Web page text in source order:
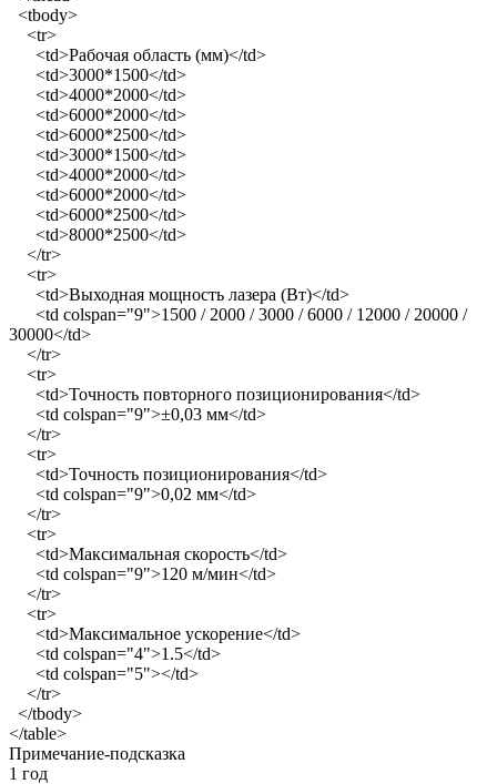
<tbody>
<tr>
<td>Рабочая область (мм)</td>
<td>3000*1500</td>
<td>4000*2000</td>
<td>6000*2000</td>
<td>6000*2500</td>
<td>3000*1500</td>
<td>4000*2000</td>
<td>6000*2000</td>
<td>6000*2500</td>
<td>8000*2500</td>
</tr>
<tr>
<td>Выходная мощность лазера (Вт)</td>
<td colspan="9">1500 / 2000 / 3000 / 6000 / 12000 / 20000 /
30000</td>
</tr>
<tr>
<td>Точность повторного позиционирования</td>
<td colspan="9">±0,03 мм</td>
</tr>
<tr>
<td>Точность позиционирования</td>
<td colspan="9">0,02 мм</td>
</tr>
<tr>
<td>Максимальная скорость</td>
<td colspan="9">120 м/мин</td>
</tr>
<tr>
<td>Максимальное ускорение</td>
<td colspan="4">1.5</td>
<td colspan="5"></td>
</tr>
</tbody>
</table>
Примечание-подсказка
1 год